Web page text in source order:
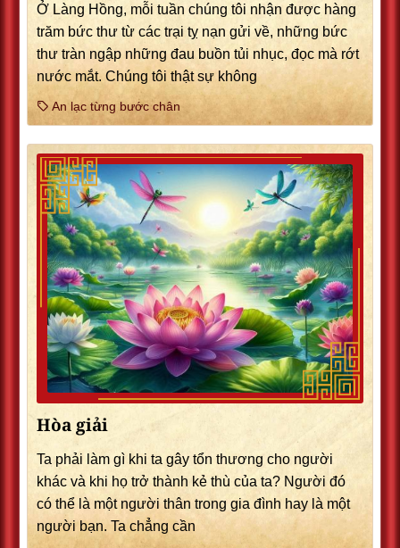
Ở Làng Hồng, mỗi tuần chúng tôi nhận được hàng
trăm bức thư từ các trại tỵ nạn gửi về, những bức
thư tràn ngập những đau buồn tủi nhục, đọc mà rớt
nước mắt. Chúng tôi thật sự không
An lạc từng bước chân
Hòa giải
Ta phải làm gì khi ta gây tổn thương cho người
khác và khi họ trở thành kẻ thù của ta? Người đó
có thể là một người thân trong gia đình hay là một
người bạn. Ta chẳng cần